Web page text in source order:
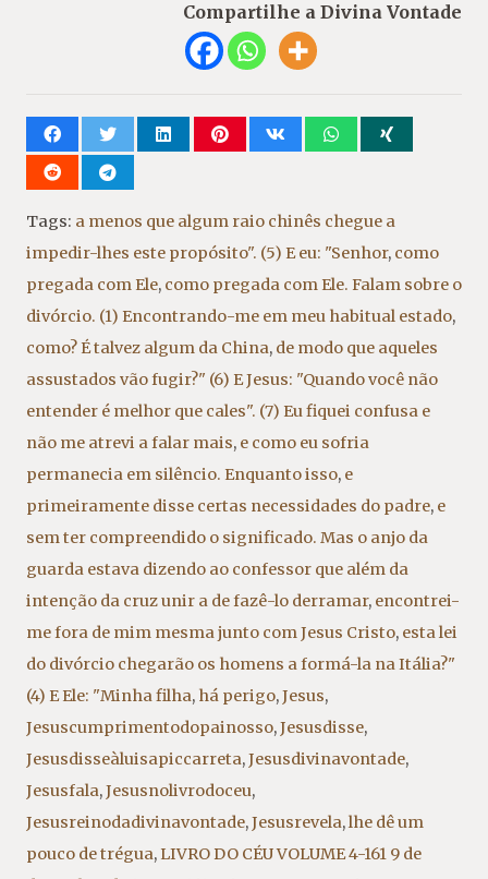
Compartilhe a Divina Vontade
Tags: a menos que algum raio chinês chegue a
impedir-lhes este propósito". (5) E eu: "Senhor, como
pregada com Ele, como pregada com Ele. Falam sobre o
divórcio. (1) Encontrando-me em meu habitual estado,
como? É talvez algum da China, de modo que aqueles
assustados vão fugir?" (6) E Jesus: "Quando você não
entender é melhor que cales". (7) Eu fiquei confusa e
não me atrevi a falar mais, e como eu sofria
permanecia em silêncio. Enquanto isso, e
primeiramente disse certas necessidades do padre, e
sem ter compreendido o significado. Mas o anjo da
guarda estava dizendo ao confessor que além da
intenção da cruz unir a de fazê-lo derramar, encontrei-
me fora de mim mesma junto com Jesus Cristo, esta lei
do divórcio chegarão os homens a formá-la na Itália?"
(4) E Ele: "Minha filha, há perigo,Jesus,
Jesuscumprimentodopainosso,Jesusdisse,
Jesusdisseàluisapiccarreta,Jesusdivinavontade,
Jesusfala,Jesusnolivrodoceu,
Jesusreinodadivinavontade,Jesusrevela,lhe dê um
pouco de trégua,LIVRO DO CÉU VOLUME 4-161 9 de